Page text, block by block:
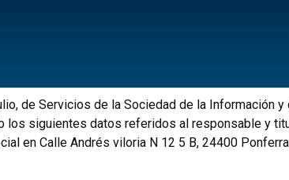
de Servicios de la Sociedad de la Información y
los siguientes datos referidos al responsable y
en Calle Andrés viloria N 12 5 B, 24400